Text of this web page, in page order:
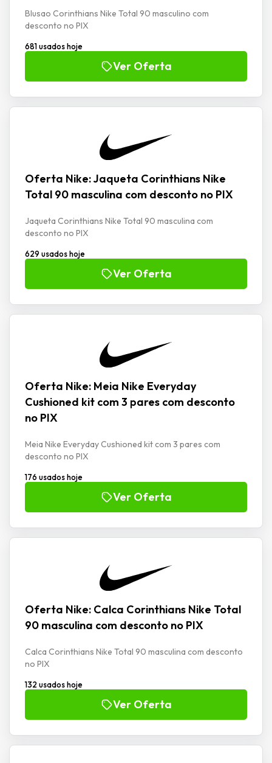
Blusao Corinthians Nike Total 90 masculino com
desconto no PIX
681 usados hoje
Ver Oferta
Oferta Nike: Jaqueta Corinthians Nike
Total 90 masculina com desconto no PIX
Jaqueta Corinthians Nike Total 90 masculina com
desconto no PIX
629 usados hoje
Ver Oferta
Oferta Nike: Meia Nike Everyday
Cushioned kit com 3 pares com desconto
no PIX
Meia Nike Everyday Cushioned kit com 3 pares com
desconto no PIX
176 usados hoje
Ver Oferta
Oferta Nike: Calca Corinthians Nike Total
90 masculina com desconto no PIX
Calca Corinthians Nike Total 90 masculina com desconto
no PIX
132 usados hoje
Ver Oferta